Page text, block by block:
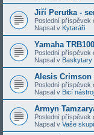
Jiří Perutka -
Poslední příspěvek
Napsal v Kytaráři
Yamaha
Poslední příspěvek
Napsal v Baskytary
Alesis Crimson
Poslední příspěvek
Napsal v Bicí
Armyn
Poslední příspěvek
Napsal v Vaše